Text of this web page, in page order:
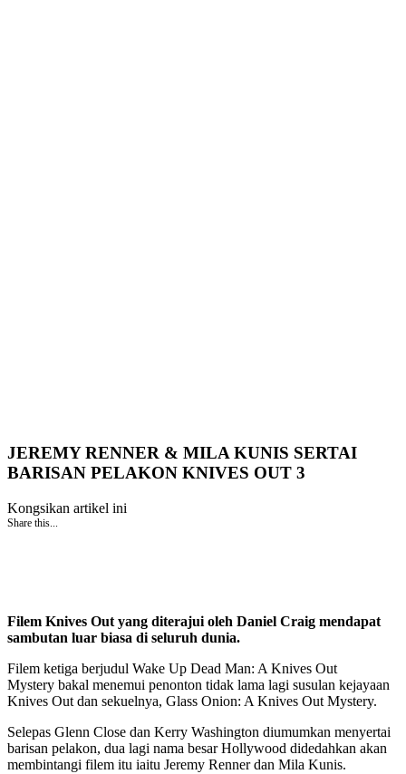
JEREMY RENNER & MILA KUNIS SERTAI
BARISAN PELAKON KNIVES OUT 3
Kongsikan artikel ini
Share this...
Filem Knives Out yang diterajui oleh Daniel Craig mendapat
sambutan luar biasa di seluruh dunia.
Filem ketiga berjudul Wake Up Dead Man: A Knives Out
Mystery bakal menemui penonton tidak lama lagi susulan kejayaan
Knives Out dan sekuelnya, Glass Onion: A Knives Out Mystery.
Selepas Glenn Close dan Kerry Washington diumumkan menyertai
barisan pelakon, dua lagi nama besar Hollywood didedahkan akan
membintangi filem itu iaitu Jeremy Renner dan Mila Kunis.